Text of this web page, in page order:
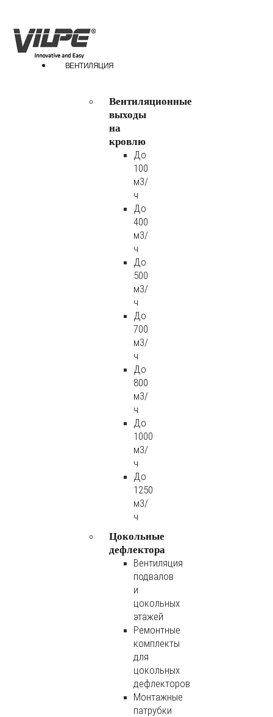
ВЕНТИЛЯЦИЯ
Вентиляционные
выходы
на
кровлю
До
100
м3/
ч
До
400
м3/
ч
До
500
м3/
ч
До
700
м3/
ч
До
800
м3/
ч
До
1000
м3/
ч
До
1250
м3/
ч
Цокольные
дефлектора
Вентиляция
подвалов
и
цокольных
этажей
Ремонтные
комплекты
для
цокольных
дефлекторов
Монтажные
патрубки